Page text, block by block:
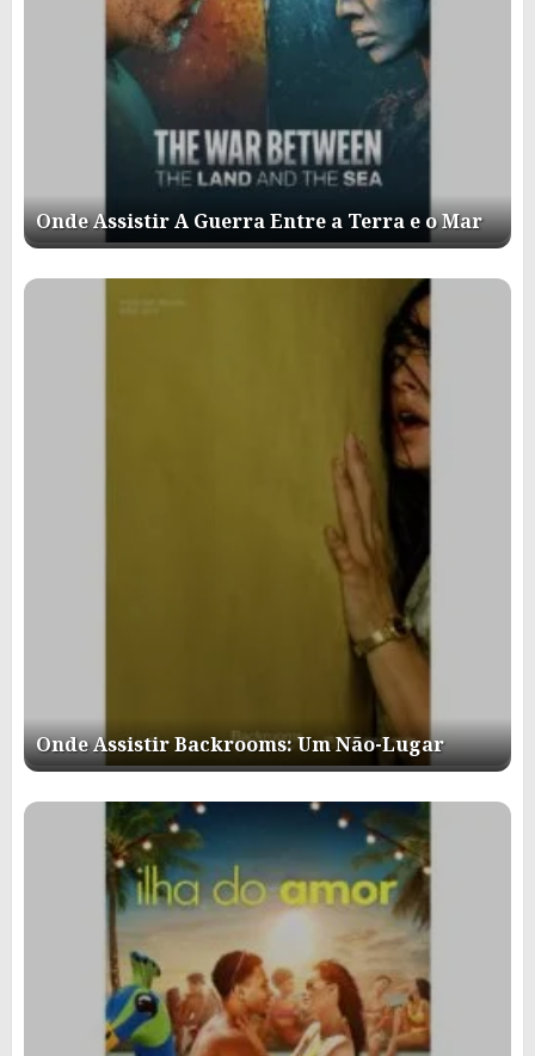
Onde Assistir A Guerra Entre a Terra e o Mar
Onde Assistir Backrooms: Um Não-Lugar